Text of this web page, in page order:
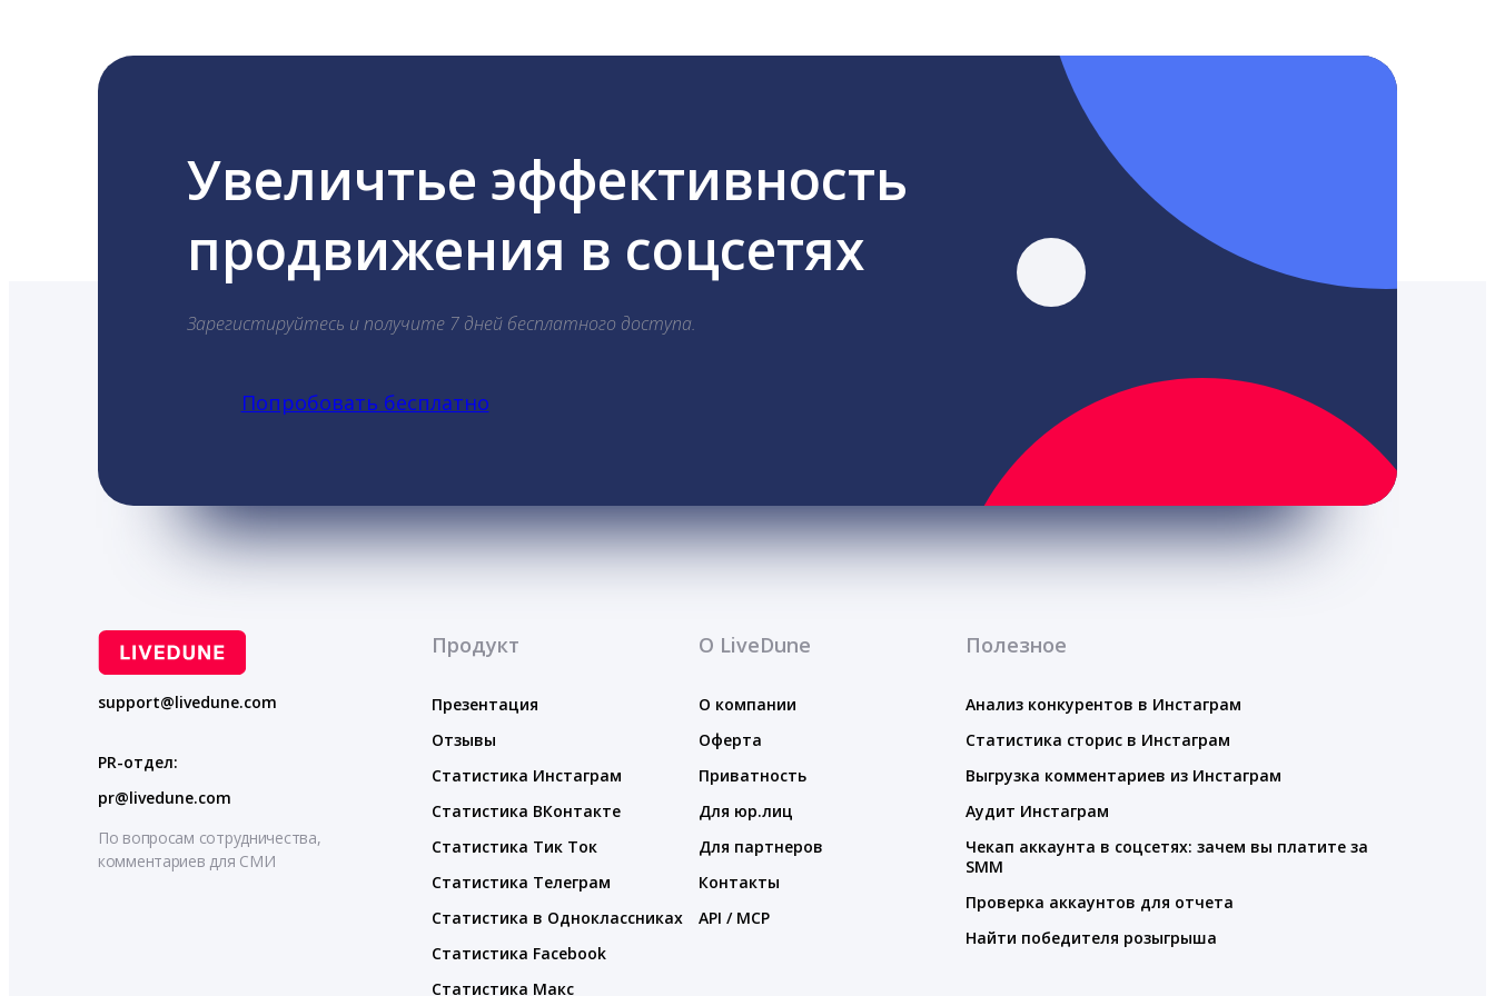
Увеличтье эффективность
продвижения в соцсетях
Зарегистируйтесь и получите 7 дней бесплатного доступа.
Попробовать бесплатно
support@livedune.com
PR-отдел:
pr@livedune.com
По вопросам сотрудничества,
комментариев для СМИ
Продукт
Презентация
Отзывы
Статистика Инстаграм
Статистика ВКонтакте
Статистика Тик Ток
Статистика Телеграм
Статистика в Одноклассниках
Статистика Facebook
Статистика Макс
О LiveDune
О компании
Оферта
Приватность
Для юр.лиц
Для партнеров
Контакты
API / MCP
Полезное
Анализ конкурентов в Инстаграм
Статистика сторис в Инстаграм
Выгрузка комментариев из Инстаграм
Аудит Инстаграм
Чекап аккаунта в соцсетях: зачем вы платите за
SMM
Проверка аккаунтов для отчета
Найти победителя розыгрыша